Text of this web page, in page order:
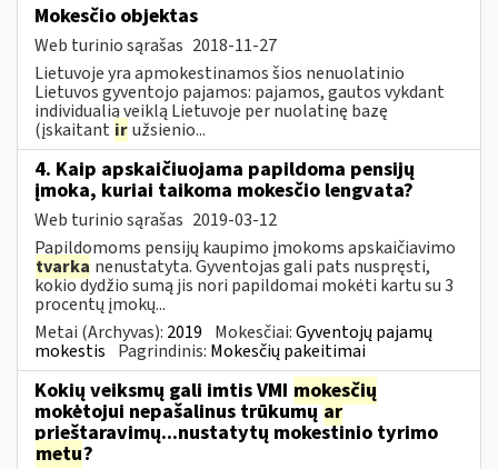
Mokesčio objektas
Web turinio sąrašas 2018-11-27
Lietuvoje yra apmokestinamos šios nenuolatinio
Lietuvos gyventojo pajamos: pajamos, gautos vykdant
individualią veiklą Lietuvoje per nuolatinę bazę
(įskaitant iružsienio...
4. Kaip apskaičiuojama papildoma pensijų
įmoka, kuriai taikoma mokesčio lengvata?
Web turinio sąrašas 2019-03-12
Papildomoms pensijų kaupimo įmokoms apskaičiavimo
tvarka nenustatyta. Gyventojas gali pats nuspręsti,
kokio dydžio sumą jis nori papildomai mokėti kartu su 3
procentų įmokų...
Metai (Archyvas): 2019 Mokesčiai:Gyventojų pajamų
mokestis Pagrindinis: Mokesčių pakeitimai
Kokių veiksmų gali imtis VMI mokesčių
mokėtojui nepašalinus trūkumųar
prieštaravimų...nustatytų mokestinio tyrimo
metu?